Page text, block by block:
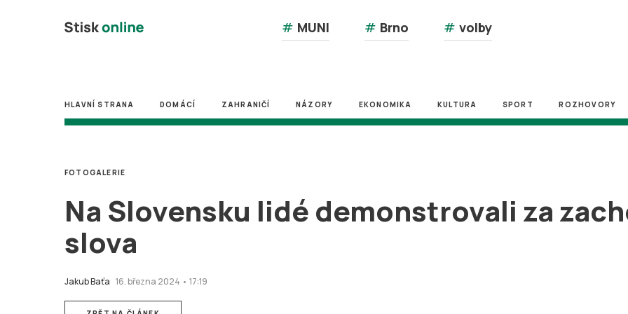
# MUNI # Brno # volby
HLAVNÍ STRANA DOMÁCÍ ZAHRANIČÍ NÁZORY EKONOMIKA KULTURA SPORT ROZHOVORY
Na Slovensku lidé demonstrovali za
slova
Jakub Baťa 16. března 2024 • 17:19
FOTOGALERIE